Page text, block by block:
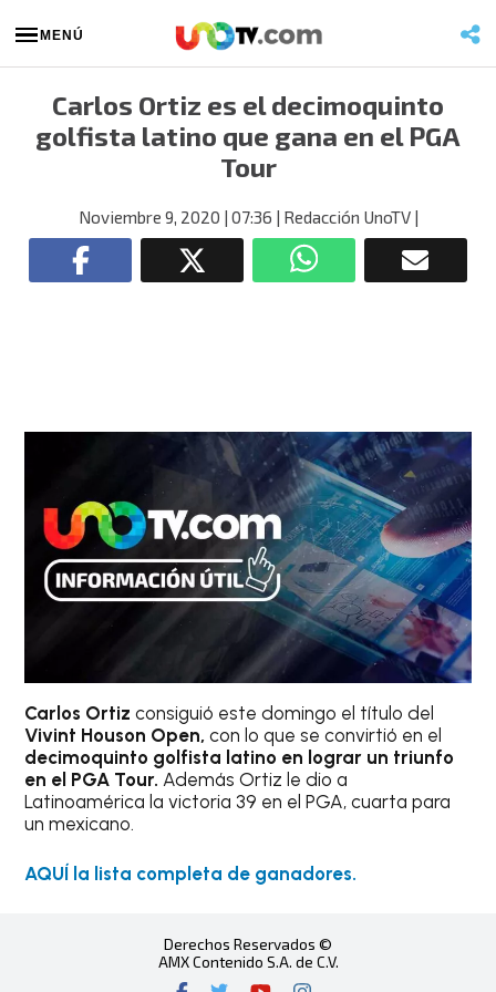
MENÚ
Carlos Ortiz es el decimoquinto
golfista latino que gana en el PGA
Tour
Noviembre 9, 2020 | 07:36 | Redacción UnoTV|
Carlos Ortizconsiguió este domingo el título del
Vivint Houson Open, con lo que se convirtió en el
decimoquinto golfista latino en lograr un triunfo
en el PGA Tour. Además Ortiz le dio a
Latinoamérica la victoria 39 en el PGA, cuarta para
un mexicano.
AQUÍ la lista completa de ganadores.
Derechos Reservados ©
AMX Contenido S.A. de C.V.